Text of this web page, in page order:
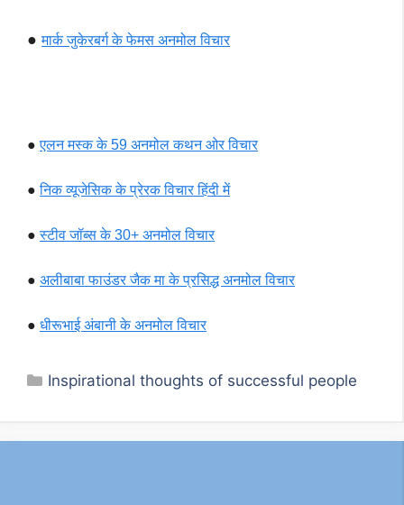
●मार्क जुकेरबर्ग के फेमस अनमोल विचार
●एलन मस्क के 59 अनमोल कथन ओर विचार
●निक व्यूजेसिक के प्रेरक विचार हिंदी में
●स्टीव जॉब्स के 30+ अनमोल विचार
● अलीबाबा फाउंडर जैक मा के प्रसिद्ध अनमोल विचार
● धीरूभाई अंबानी के अनमोल विचार
Categories
Inspirational thoughts of successful people